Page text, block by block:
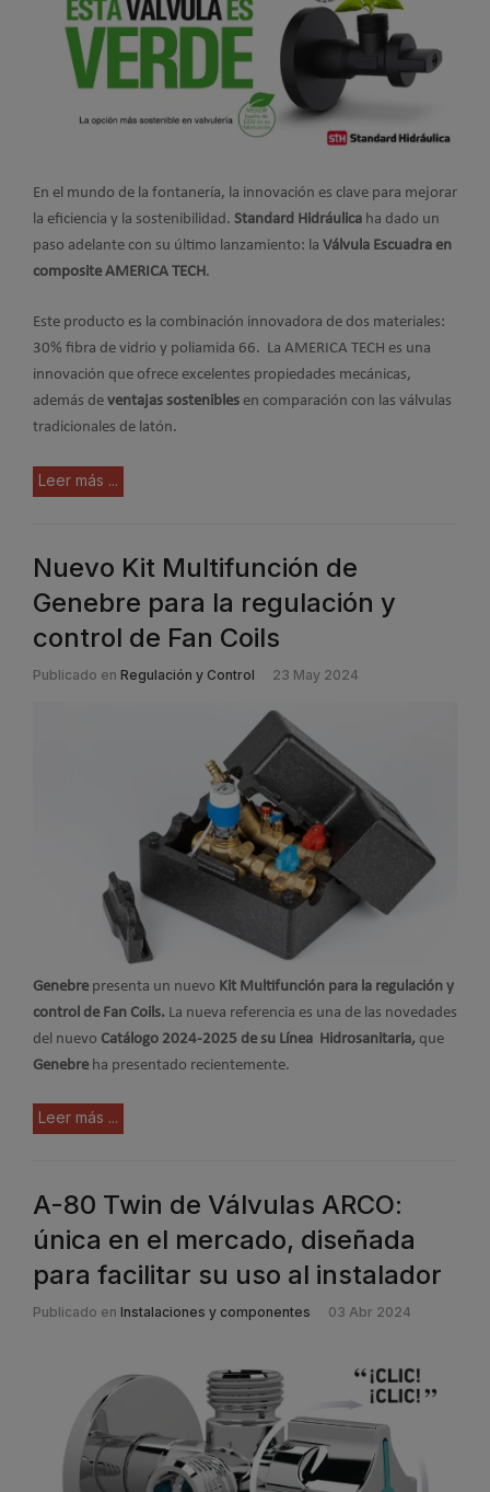
En el mundo de la fontanería, la innovación es clave para mejorar
la eficiencia y la sostenibilidad. Standard Hidráulica ha dado un
paso adelante con su último lanzamiento: la Válvula Escuadra en
compositeAMERICA TECH .
Este producto es la combinación innovadora de dos materiales:
30% fibra de vidrio y poliamida 66. La AMERICA TECH es una
innovación que ofrece excelentes propiedades mecánicas,
además de ventajas sostenibles en comparación con las válvulas
tradicionales de latón.
Leer más ...
Nuevo Kit Multifunción de
Genebre para la regulación y
control de Fan Coils
Publicado en Regulación y Control 23 May 2024
Genebre presenta un nuevo Kit Multifunción para la regulación y
control de Fan Coils. La nueva referencia es una de las novedades
del nuevo Catálogo 2024-2025 de su Línea Hidrosanitaria, que
Genebre ha presentado recientemente.
Leer más ...
A-80 Twin de Válvulas ARCO:
única en el mercado, diseñada
para facilitar su uso al instalador
Publicado en Instalaciones y componentes 03 Abr 2024